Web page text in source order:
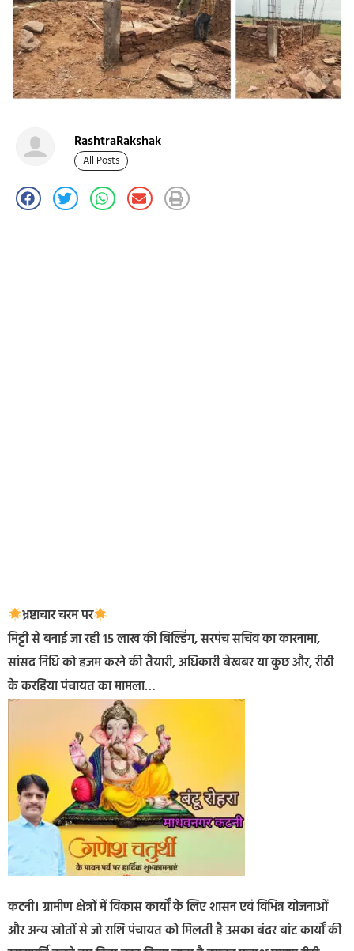
RashtraRakshak
All Posts
भ्रष्टाचार चरम पर
मिट्टी से बनाई जा रही 15 लाख की बिल्डिंग, सरपंच सचिव का कारनामा,
सांसद निधि को हजम करने की तैयारी, अधिकारी बेखबर या कुछ और, रीठी
के करहिया पंचायत का मामला…
कटनी। ग्रामीण क्षेत्रों में विकास कार्यों के लिए शासन एवं विभिन्न योजनाओं
और अन्य स्रोतों से जो राशि पंचायत को मिलती है उसका बंदर बांट कार्यों की